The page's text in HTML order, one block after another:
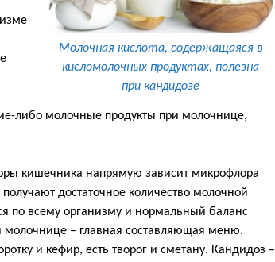
Молочная кислота, содержащаяся в
кисломолочных продуктах, полезна
при кандидозе
либо молочные продукты при молочнице,
кишечника напрямую зависит микрофлора
достаточное количество молочной
по всему организму и нормальный баланс
молочнице – главная составляющая меню.
и кефир, есть творог и сметану. Кандидоз –